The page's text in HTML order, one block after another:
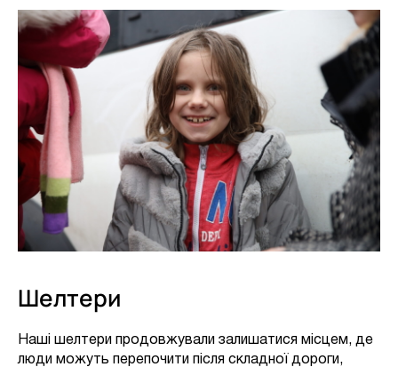
Шелтери
Наші шелтери продовжували залишатися місцем, де
люди можуть перепочити після складної дороги,